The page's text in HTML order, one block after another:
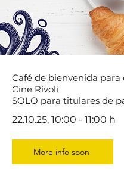
Café de bienvenida para
Cine Rívoli
SOLO para titulares de
22.10.25, 10:00 - 11:00 h
More info soon